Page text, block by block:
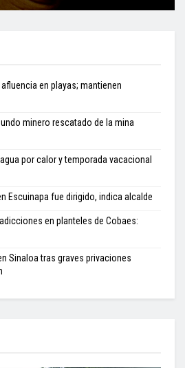
en playas; mantienen
minero rescatado de la mina
por calor y temporada vacacional
Escuinapa fue dirigido, indica alcalde
en planteles de Cobaes:
Sinaloa tras graves privaciones